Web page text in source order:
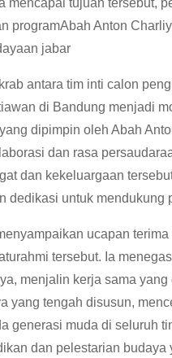
mencapai tujuan tersebut,
programAbah Anton
jabar
antara tim inti calon
di Bandung menjadi
dipimpin oleh Abah
dan rasa
dan kekeluargaan
dedikasi untuk mendukung
ucapan
tersebut. Ia
menjalin kerja sama
yang tengah disusun,
generasi muda di seluruh
dan pelestarian budaya